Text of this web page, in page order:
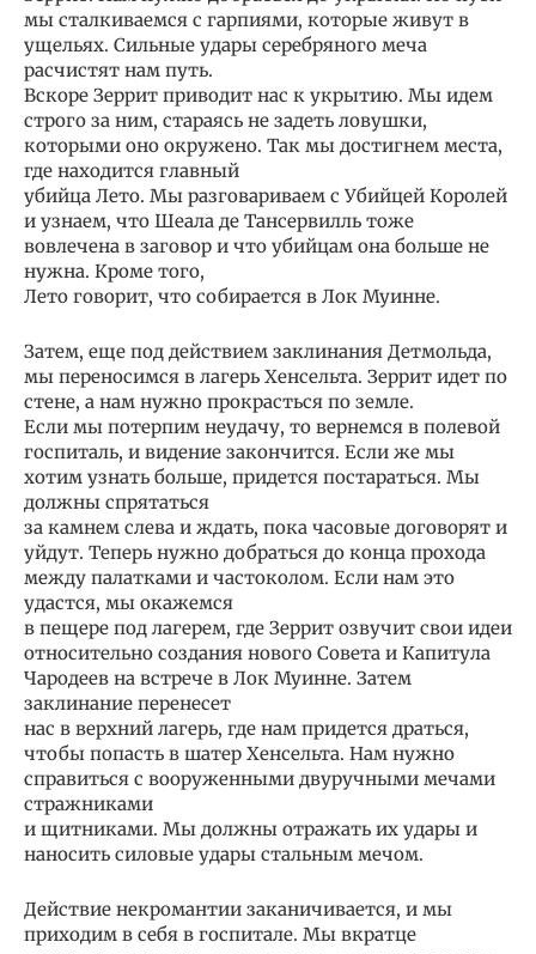
мы сталкиваемся с гарпиями, которые живут в
ущельях. Сильные удары серебряного меча
расчистят нам путь.
Вскоре Зеррит приводит нас к укрытию. Мы идем
строго за ним, стараясь не задеть ловушки,
которыми оно окружено. Так мы достигнем места,
где находится главный
убийца Лето. Мы разговариваем с Убийцей Королей
и узнаем, что Шеала де Тансервилль тоже
вовлечена в заговор и что убийцам она больше не
нужна. Кроме того,
Лето говорит, что собирается в Лок Муинне.
Затем, еще под действием заклинания Детмольда,
мы переносимся в лагерь Хенсельта. Зеррит идет по
стене, а нам нужно прокрасться по земле.
Если мы потерпим неудачу, то вернемся в полевой
госпиталь, и видение закончится. Если же мы
хотим узнать больше, придется постараться. Мы
должны спрятаться
за камнем слева и ждать, пока часовые договорят и
уйдут. Теперь нужно добраться до конца прохода
между палатками и частоколом. Если нам это
удастся, мы окажемся
в пещере под лагерем, где Зеррит озвучит свои идеи
относительно создания нового Совета и Капитула
Чародеев на встрече в Лок Муинне. Затем
заклинание перенесет
нас в верхний лагерь, где нам придется драться,
чтобы попасть в шатер Хенсельта. Нам нужно
справиться с вооруженными двуручными мечами
стражниками
и щитниками. Мы должны отражать их удары и
наносить силовые удары стальным мечом.
Действие некромантии заканичивается, и мы
приходим в себя в госпитале. Мы вкратце